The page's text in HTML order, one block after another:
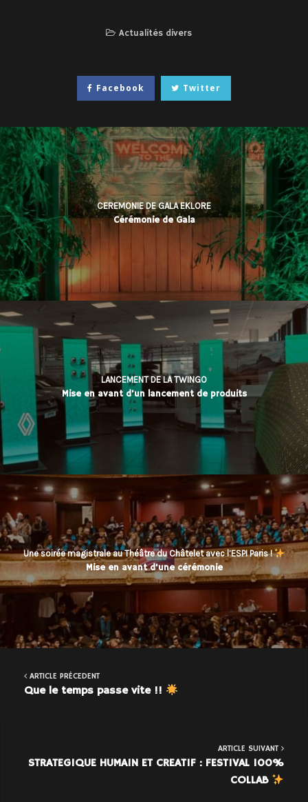
Actualités divers
Facebook Twitter
CEREMONIE DE GALA EKLORE
Cérémonie de Gala
LANCEMENT DE LA TWINGO
Mise en avant d'un lancement de produits
Une soirée magistrale au Théâtre du Châtelet avec l’ESPI Paris !
Mise en avant d'une cérémonie
ARTICLE PRÉCEDENT
Que le temps passe vite !!
ARTICLE SUIVANT
STRATEGIQUE HUMAIN ET CREATIF : FESTIVAL 100%
COLLAB